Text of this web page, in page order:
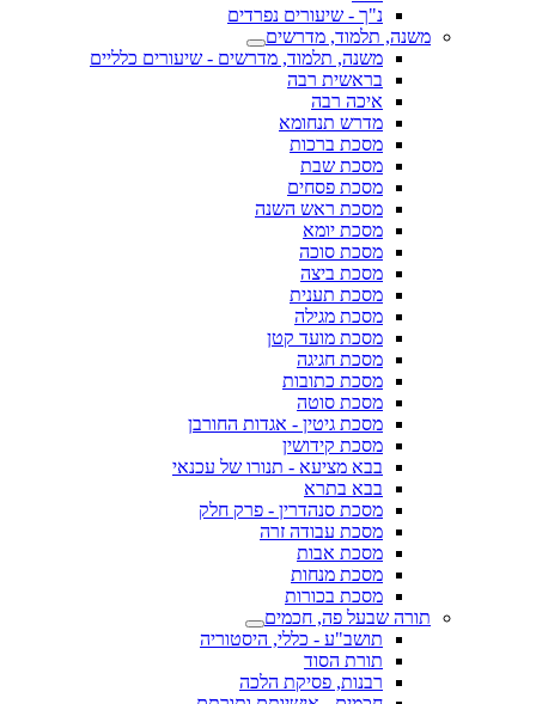
נ"ך - שיעורים נפרדים
משנה, תלמוד, מדרשים
משנה, תלמוד, מדרשים - שיעורים כלליים
בראשית רבה
איכה רבה
מדרש תנחומא
מסכת ברכות
מסכת שבת
מסכת פסחים
מסכת ראש השנה
מסכת יומא
מסכת סוכה
מסכת ביצה
מסכת תענית
מסכת מגילה
מסכת מועד קטן
מסכת חגיגה
מסכת כתובות
מסכת סוטה
מסכת גיטין - אגדות החורבן
מסכת קידושין
בבא מציעא - תנורו של עכנאי
בבא בתרא
מסכת סנהדרין - פרק חלק
מסכת עבודה זרה
מסכת אבות
מסכת מנחות
מסכת בכורות
תורה שבעל פה, חכמים
תושב"ע - כללי, היסטוריה
תורת הסוד
רבנות, פסיקת הלכה